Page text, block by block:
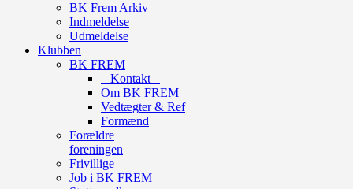
BK Frem Arkiv
Indmeldelse
Udmeldelse
Klubben
BK FREM
– Kontakt –
Om BK FREM
Vedtægter & Ref
Formænd
Forældre
foreningen
Frivillige
Job i BK FREM